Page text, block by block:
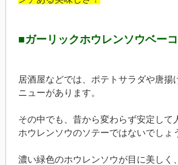
■ガーリックホウレンソウベー
居酒屋などでは、ポテトサラダや唐揚
ニューがあります。
その中でも、昔から変わらず安定して
ホウレンソウのソテーではないでしょ
濃い緑色のホウレンソウが目に美しく